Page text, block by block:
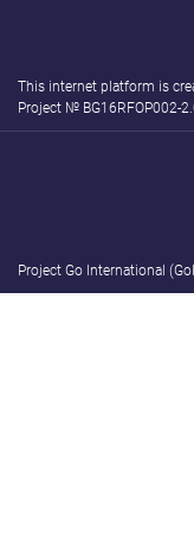
This internet platform is
Project № BG16RFOP002-
Project Go International